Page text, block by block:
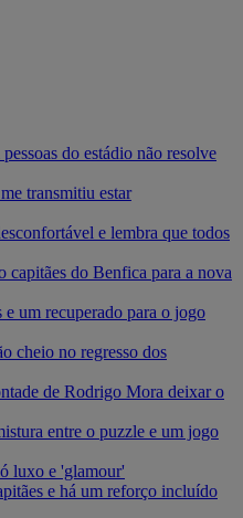
do estádio não resolve
transmitiu estar
e lembra que todos
do Benfica para a nova
um recuperado para o jogo
cheio no regresso dos
de Rodrigo Mora deixar o
entre o puzzle e um jogo
luxo e 'glamour'
e há um reforço incluído